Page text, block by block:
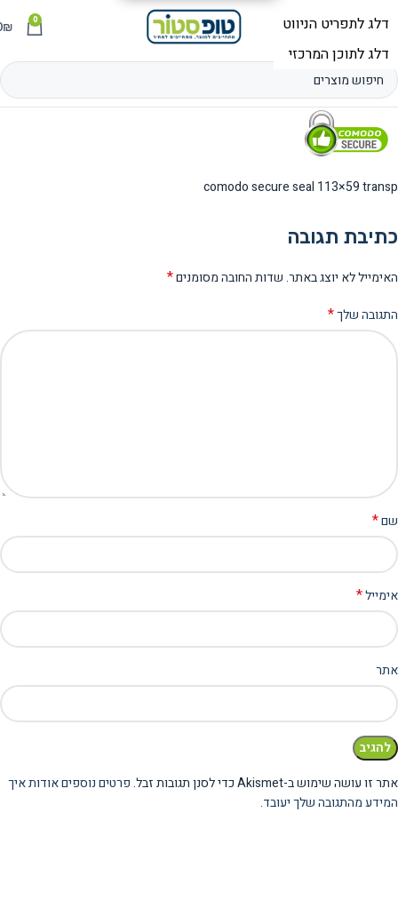
תפריט 0
₪
comodo secure seal 113×59 transp
כתיבת תגובה
האימייל לא יוצג באתר.שדות החובה מסומנים*
התגובה שלך*
שם*
אימייל*
אתר
אתר זו עושה שימוש ב-Akismet כדי לסנן תגובות זבל.
פרטים נוספים אודות איך
המידע מהתגובה שלך יעובד.